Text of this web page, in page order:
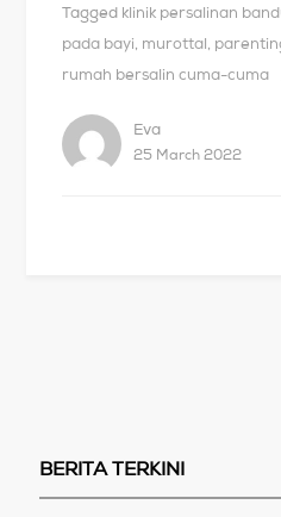
Tagged klinik persalinan
pada bayi murottal
rumah bersalin cuma-cuma
Eva
25 March 2022
BERITA TERKINI